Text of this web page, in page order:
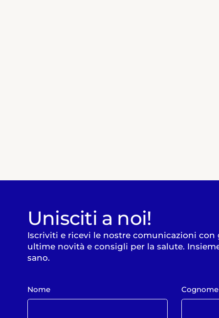
Unisciti a noi!
Iscriviti e ricevi le nostre comunicazioni
ultime novità e consigli per la salute.
sano.
Nome Cognome